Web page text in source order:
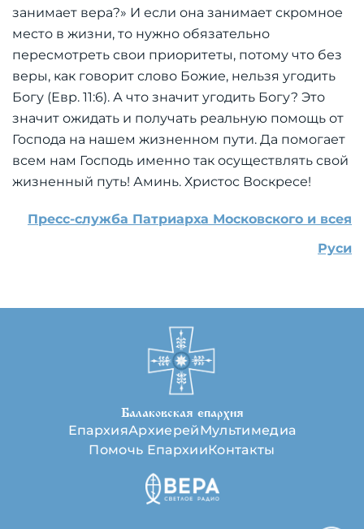
занимает вера?» И если она занимает скромное
место в жизни, то нужно обязательно
пересмотреть свои приоритеты, потому что без
веры, как говорит слово Божие, нельзя угодить
Богу (Евр. 11:6). А что значит угодить Богу? Это
значит ожидать и получать реальную помощь от
Господа на нашем жизненном пути. Да помогает
всем нам Господь именно так осуществлять свой
жизненный путь! Аминь. Христос Воскресе!
Пресс-служба Патриарха Московского и всея
Руси
Балаковская епархия
ЕпархияАрхиерейМультимедиа
Помочь ЕпархииКонтакты